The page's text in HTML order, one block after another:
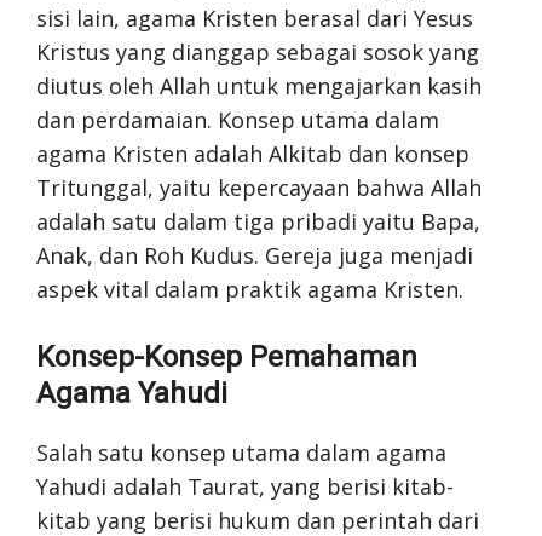
sisi lain, agama Kristen berasal dari Yesus
Kristus yang dianggap sebagai sosok yang
diutus oleh Allah untuk mengajarkan kasih
dan perdamaian. Konsep utama dalam
agama Kristen adalah Alkitab dan konsep
Tritunggal, yaitu kepercayaan bahwa Allah
adalah satu dalam tiga pribadi yaitu Bapa,
Anak, dan Roh Kudus. Gereja juga menjadi
aspek vital dalam praktik agama Kristen.
Konsep-Konsep Pemahaman
Agama Yahudi
Salah satu konsep utama dalam agama
Yahudi adalah Taurat, yang berisi kitab-
kitab yang berisi hukum dan perintah dari